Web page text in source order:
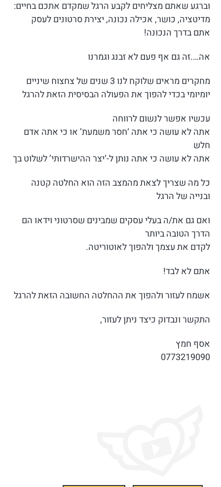
וברגע שאתם מצליחים לקבע הרגל שמקדם אתכם בחיים:
מדיטציה, כושר, אכילה נכונה, יצירת סרטונים לעסק
אתם בדרך הנכונה!
אה….זה גם אף פעם לא זבנג וגמרנו
מחקרים מראים שלוקח לנו 3 שנים של צחצוח שיניים
יומיומי בכדי להפוך את הפעולה הבסיסית הזאת להרגל
עכשיו אפשר לנשום לרווחה
אתה לא עושה כי אתה ‘חסר משמעת’ או כי אתה אדם
חלש
אתה לא עושה כי אתה נותן ל-‘יצר ההישרדותי’ לשלוט בך
כל מה שצריך לצאת מהמצב הזה הוא החלטה קטנה
ובנייה של הרגל
ואם גם את/ה בעלי עסקים שמבינים שסרטוני וידאו הם
הדרך הטובה ביותר
לקדם את עצמך ולהפוך לאוטוריטה.
אתם לא לבד!
אשמח לעזור ולהפוך את ההחלטה החשובה הזאת להרגל
התקשר ונבדוק כיצד ניתן לעזור,
אסף חמץ
0773219090